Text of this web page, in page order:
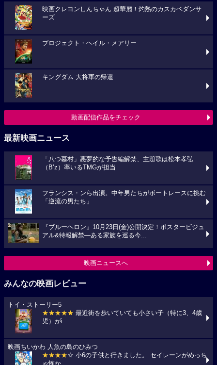
映画クレヨンしんちゃん 超華麗！灼熱のカスカベダンサ
ーズ
プロジェクト・ヘイル・メアリー
キングダム 大将軍の帰還
動画配信作品をチェック
最新映画ニュース
「八つ墓村」悪夢的な予告編解禁、主題歌は松本孝弘
（B’z）率いるTMGが担当
フランシス・ンら出演。中年男たちがボートレースに挑む
「逆流の男たち」
『ブルーヘロン』10月23日(金)公開決定！ポスタービジュ
アル&特報解禁―ある家族を巡る今...
映画ニュースへ
みんなの映画レビュー
トイ・ストーリー5
★★★★★ 最近街を歩いていても小さい子（特に3、4歳
児）がi...
映画ちいかわ 人魚の島のひみつ
★★★★☆ 小6の子供と行きました。 セイレーンがめっち